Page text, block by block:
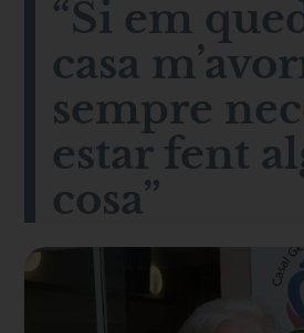
“Si em
casa
sempre
estar fent
cosa”